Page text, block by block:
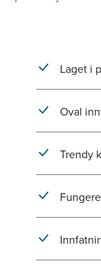
Laget i
Oval
Trendy